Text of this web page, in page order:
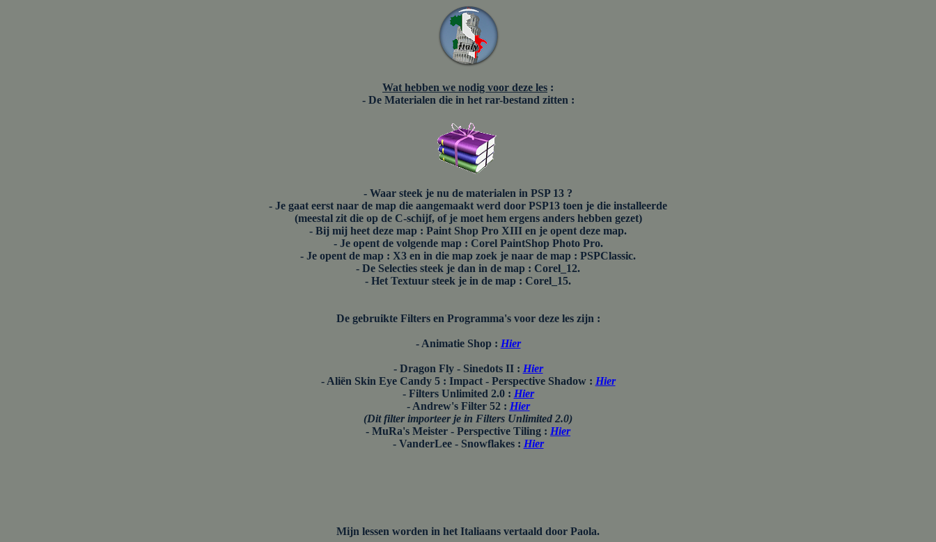
Wat hebben we nodig voor deze les :
- De Materialen die in het rar-bestand zitten :
- Waar steek je nu de materialen in PSP 13 ?
- Je gaat eerst naar de map die aangemaakt werd door PSP13 toen je die installeerde
(meestal zit die op de C-schijf, of je moet hem ergens anders hebben gezet)
- Bij mij heet deze map : Paint Shop Pro XIII en je opent deze map.
- Je opent de volgende map : Corel PaintShop Photo Pro.
- Je opent de map : X3 en in die map zoek je naar de map : PSPClassic.
- De Selecties steek je dan in de map : Corel_12.
- Het Textuur steek je in de map : Corel_15.
De gebruikte Filters en Programma's voor deze les zijn :
- Animatie Shop : Hier
- Dragon Fly - Sinedots II : Hier
- Aliën Skin Eye Candy 5 : Impact - Perspective Shadow : Hier
- Filters Unlimited 2.0 : Hier
- Andrew's Filter 52 : Hier
(Dit filter importeer je in Filters Unlimited 2.0)
- MuRa's Meister - Perspective Tiling : Hier
- VanderLee - Snowflakes : Hier
Mijn lessen worden in het Italiaans vertaald door Paola.